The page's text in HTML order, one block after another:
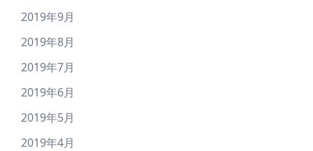
2019年9月
2019年8月
2019年7月
2019年6月
2019年5月
2019年4月